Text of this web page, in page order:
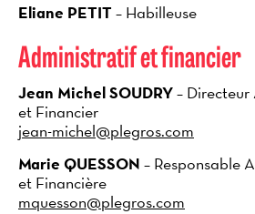
Eliane PETIT – Habilleuse
Administratif et financier
Jean Michel SOUDRY–
et Financier
jean-michel@plegros.com
Marie QUESSON – Responsable
et Financière
mquesson@plegros.com